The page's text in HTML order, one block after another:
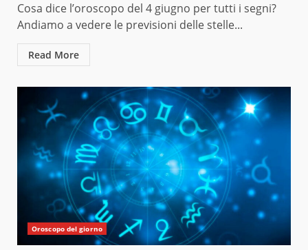
Cosa dice l’oroscopo del 4 giugno per tutti i segni?
Andiamo a vedere le previsioni delle stelle...
Read More
Oroscopo del giorno